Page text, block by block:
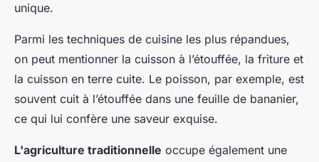
unique.
Parmi les techniques de cuisine les plus répandues,
on peut mentionner la cuisson à l’étouffée, la friture et
la cuisson en terre cuite. Le poisson, par exemple, est
souvent cuit à l’étouffée dans une feuille de bananier,
ce qui lui confère une saveur exquise.
L'agriculture traditionnelle occupe également une